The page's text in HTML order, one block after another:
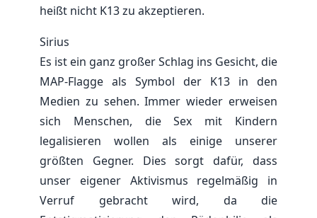
heißt nicht K13 zu akzeptieren.
Sirius
Es ist ein ganz großer Schlag ins Gesicht, die
MAP-Flagge als Symbol der K13 in den
Medien zu sehen. Immer wieder erweisen
sich Menschen, die Sex mit Kindern
legalisieren wollen als einige unserer
größten Gegner. Dies sorgt dafür, dass
unser eigener Aktivismus regelmäßig in
Verruf gebracht wird, da die